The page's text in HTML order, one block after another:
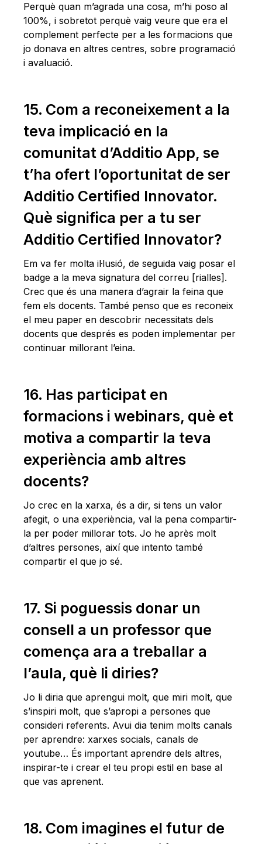
Perquè quan m’agrada una cosa, m’hi poso al
100%, i sobretot perquè vaig veure que era el
complement perfecte per a les formacions que
jo donava en altres centres, sobre programació
i avaluació.
15. Com a reconeixement a la
teva implicació en la
comunitat d’Additio App, se
t’ha ofert l’oportunitat de ser
Additio Certified Innovator.
Què significa per a tu ser
Additio Certified Innovator?
Em va fer molta il·lusió, de seguida vaig posar el
badge a la meva signatura del correu [rialles].
Crec que és una manera d’agrair la feina que
fem els docents. També penso que es reconeix
el meu paper en descobrir necessitats dels
docents que després es poden implementar per
continuar millorant l’eina.
16. Has participat en
formacions i webinars, què et
motiva a compartir la teva
experiència amb altres
docents?
Jo crec en la xarxa, és a dir, si tens un valor
afegit, o una experiència, val la pena compartir-
la per poder millorar tots. Jo he après molt
d’altres persones, així que intento també
compartir el que jo sé.
17. Si poguessis donar un
consell a un professor que
comença ara a treballar a
l’aula, què li diries?
Jo li diria que aprengui molt, que miri molt, que
s’inspiri molt, que s’apropi a persones que
consideri referents. Avui dia tenim molts canals
per aprendre: xarxes socials, canals de
youtube… És important aprendre dels altres,
inspirar-te i crear el teu propi estil en base al
que vas aprenent.
18. Com imagines el futur de